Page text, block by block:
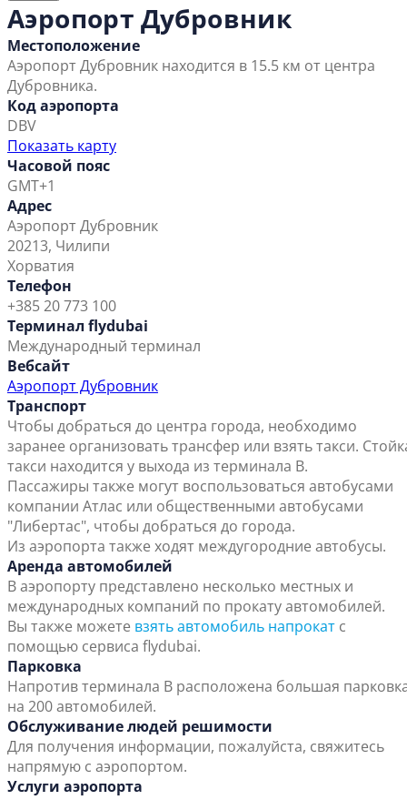
Аэропорт Дубровник
Местоположение
Аэропорт Дубровник находится в 15.5 км от центра
Дубровника.
Код аэропорта
DBV
Показать карту
Часовой пояс
GMT+1
Адрес
Аэропорт Дубровник
20213, Чилипи
Хорватия
Телефон
+385 20 773 100
Терминал flydubai
Международный терминал
Вебсайт
Аэропорт Дубровник
Транспорт
Чтобы добраться до центра города, необходимо
заранее организовать трансфер или взять такси.
такси находится у выхода из терминала B.
Пассажиры также могут воспользоваться автобусами
компании Атлас или общественными автобусами
"Либертас", чтобы добраться до города.
Из аэропорта также ходят междугородние автобусы.
Аренда автомобилей
В аэропорту представлено несколько местных и
международных компаний по прокату автомобилей.
Вы также можете взять автомобиль напрокат с
помощью сервиса flydubai.
Парковка
Напротив терминала В расположена большая
на 200 автомобилей.
Обслуживание людей решимости
Для получения информации, пожалуйста, свяжитесь
напрямую с аэропортом.
Услуги аэропорта